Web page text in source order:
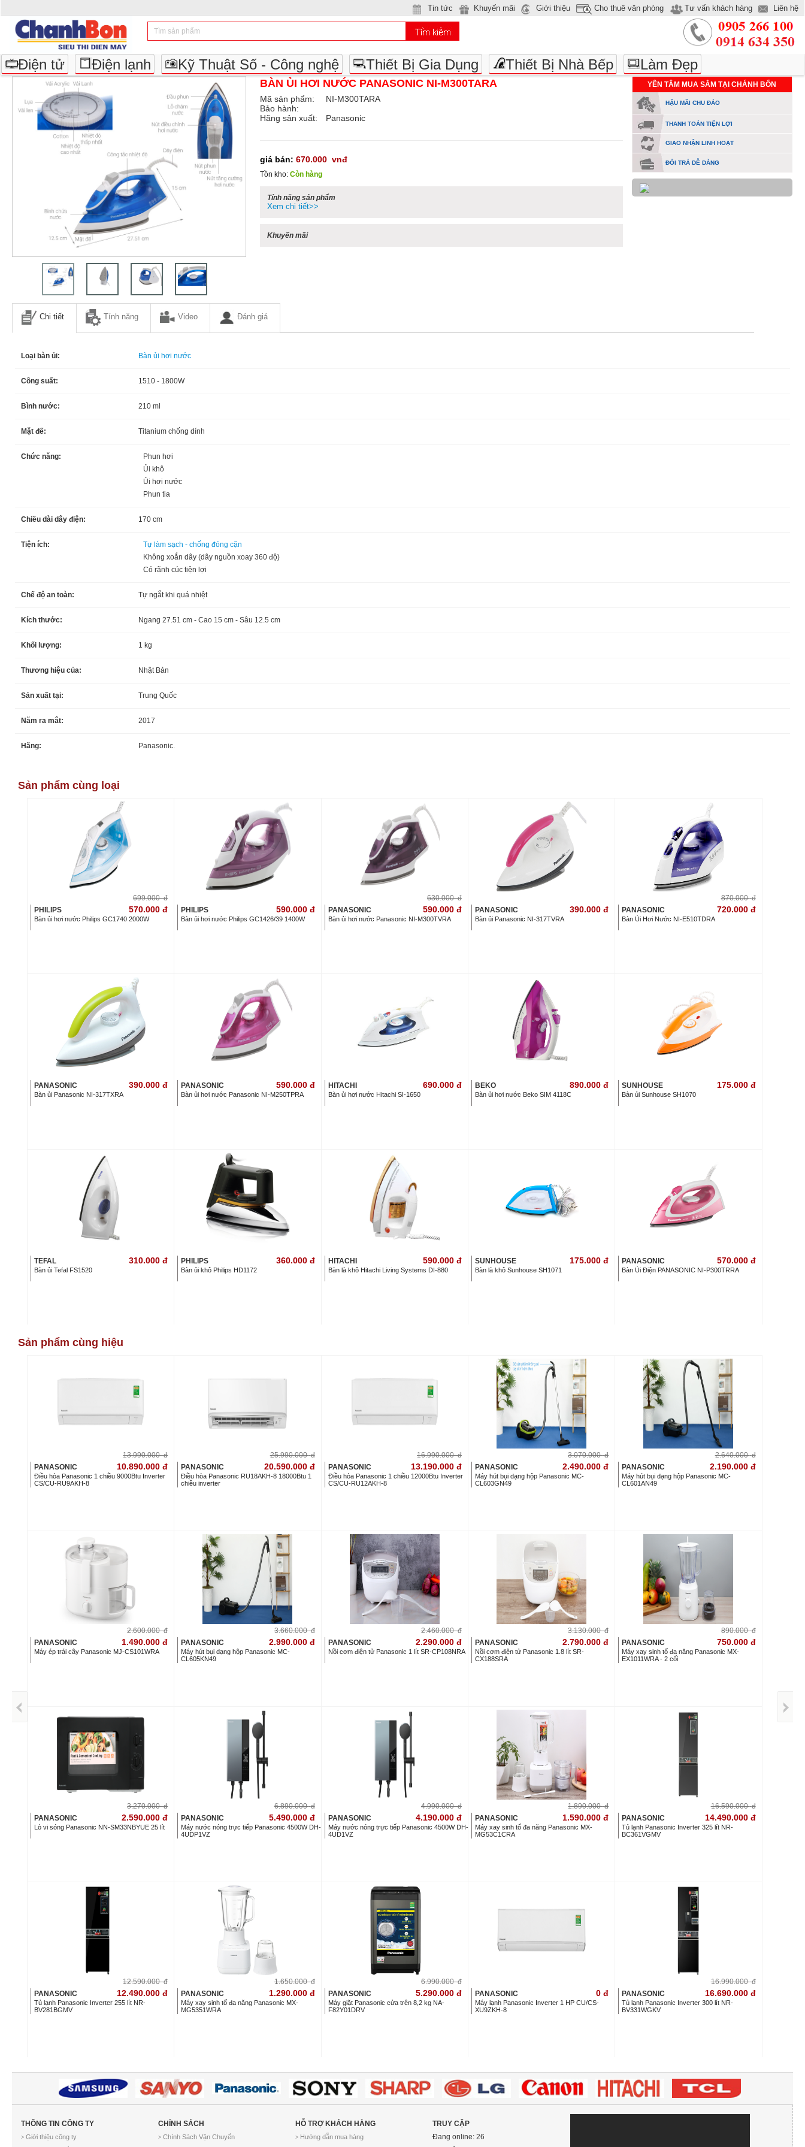
Liên hệ
Tin tức Khuyến mãi Giới thiệu Cho thuê văn phòng Tư vấn khách hàng
Điện tử Điện lạnh Kỹ Thuật Số - Công nghệ Thiết Bị Gia Dụng Thiết Bị Nhà Bếp Làm Đẹp
BÀN ỦI HƠI NƯỚC PANASONIC NI-M300TARA
Mã sản phẩm:
NI-M300TARA
Bảo hành:
Hãng sản xuất:
Panasonic
giá bán: 670.000 vnđ
Tồn kho: Còn hàng
Tính năng sản phẩm
Xem chi tiết>>
Khuyến mãi
YÊN TÂM MUA SẮM TẠI CHÁNH BỔN
HẬU MÃI CHU ĐÁO
THANH TOÁN TIỆN LỢI
GIAO NHẬN LINH HOẠT
ĐỔI TRẢ DỄ DÀNG
Chi tiết Tính năng Video Đánh giá
Loại bàn ủi: Bàn ủi hơi nước
Công suất: 1510 - 1800W
Bình nước: 210 ml
Mặt đế: Titanium chống dính
Chức năng:
Phun hơi
Ủi khô
Ủi hơi nước
Phun tia
Chiều dài dây điện: 170 cm
Tiện ích:
Tự làm sạch - chống đóng cặn
Không xoắn dây (dây nguồn xoay 360 độ)
Có rãnh cúc tiện lợi
Chế độ an toàn: Tự ngắt khi quá nhiệt
Kích thước: Ngang 27.51 cm - Cao 15 cm - Sâu 12.5 cm
Khối lượng: 1 kg
Thương hiệu của: Nhật Bản
Sản xuất tại: Trung Quốc
Năm ra mắt: 2017
Hãng: Panasonic.
Sản phẩm cùng loại
699.000 đ
PHILIPS
570.000 đ
Bàn ủi hơi nước Philips GC1740 2000W
PHILIPS 590.000 đ
Bàn ủi hơi nước Philips GC1426/39 1400W
630.000 đ
PANASONIC
590.000 đ
Bàn ủi hơi nước Panasonic NI-M300TVRA
PANASONIC 390.000 đ
Bàn ủi Panasonic NI-317TVRA
870.000 đ
PANASONIC
720.000 đ
Bàn Ủi Hơi Nước NI-E510TDRA
PANASONIC 390.000 đ
Bàn ủi Panasonic NI-317TXRA
PANASONIC 590.000 đ
Bàn ủi hơi nước Panasonic NI-M250TPRA
HITACHI 690.000 đ
Bàn ủi hơi nước Hitachi SI-1650
BEKO 890.000 đ
Bàn ủi hơi nước Beko SIM 4118C
SUNHOUSE 175.000 đ
Bàn ủi Sunhouse SH1070
TEFAL 310.000 đ
Bàn ủi Tefal FS1520
PHILIPS 360.000 đ
Bàn ủi khô Philips HD1172
HITACHI 590.000 đ
Bàn là khô Hitachi Living Systems DI-880
SUNHOUSE 175.000 đ
Bàn là khô Sunhouse SH1071
PANASONIC 570.000 đ
Bàn Ủi Điện PANASONIC NI-P300TRRA
Sản phẩm cùng hiệu
13.990.000 đ
PANASONIC
10.890.000 đ
Điều hòa Panasonic 1 chiều 9000Btu Inverter
CS/CU-RU9AKH-8
25.990.000 đ
PANASONIC
20.590.000 đ
Điều hòa Panasonic RU18AKH-8 18000Btu 1
chiều inverter
16.990.000 đ
PANASONIC
13.190.000 đ
Điều hòa Panasonic 1 chiều 12000Btu Inverter
CS/CU-RU12AKH-8
3.070.000 đ
PANASONIC
2.490.000 đ
Máy hút bụi dạng hộp Panasonic MC-
CL603GN49
2.640.000 đ
PANASONIC
2.190.000 đ
Máy hút bụi dạng hộp Panasonic MC-
CL601AN49
2.600.000 đ
PANASONIC
1.490.000 đ
Máy ép trái cây Panasonic MJ-CS101WRA
3.660.000 đ
PANASONIC
2.990.000 đ
Máy hút bụi dạng hộp Panasonic MC-
CL605KN49
2.460.000 đ
PANASONIC
2.290.000 đ
Nồi cơm điện tử Panasonic 1 lít SR-CP108NRA
3.130.000 đ
PANASONIC
2.790.000 đ
Nồi cơm điện tử Panasonic 1.8 lít SR-
CX188SRA
890.000 đ
PANASONIC
750.000 đ
Máy xay sinh tố đa năng Panasonic MX-
EX1011WRA - 2 cối
3.270.000 đ
PANASONIC
2.590.000 đ
Lò vi sóng Panasonic NN-SM33NBYUE 25 lít
6.890.000 đ
PANASONIC
5.490.000 đ
Máy nước nóng trực tiếp Panasonic 4500W DH-
4UDP1VZ
4.990.000 đ
PANASONIC
4.190.000 đ
Máy nước nóng trực tiếp Panasonic 4500W DH-
4UD1VZ
1.890.000 đ
PANASONIC
1.590.000 đ
Máy xay sinh tố đa năng Panasonic MX-
MG53C1CRA
16.590.000 đ
PANASONIC
14.490.000 đ
Tủ lạnh Panasonic Inverter 325 lít NR-
BC361VGMV
12.590.000 đ
PANASONIC
12.490.000 đ
Tủ lạnh Panasonic Inverter 255 lít NR-
BV281BGMV
1.650.000 đ
PANASONIC
1.290.000 đ
Máy xay sinh tố đa năng Panasonic MX-
MG5351WRA
6.990.000 đ
PANASONIC
5.290.000 đ
Máy giặt Panasonic cửa trên 8,2 kg NA-
F82Y01DRV
PANASONIC 0 đ
Máy lạnh Panasonic Inverter 1 HP CU/CS-
XU9ZKH-8
16.990.000 đ
PANASONIC
16.690.000 đ
Tủ lạnh Panasonic Inverter 300 lít NR-
BV331WGKV
THÔNG TIN CÔNG TY
> Giới thiệu công ty
CHÍNH SÁCH
> Chính Sách Vận Chuyển
HỖ TRỢ KHÁCH HÀNG
> Hướng dẫn mua hàng
TRUY CẬP
Đang online: 26